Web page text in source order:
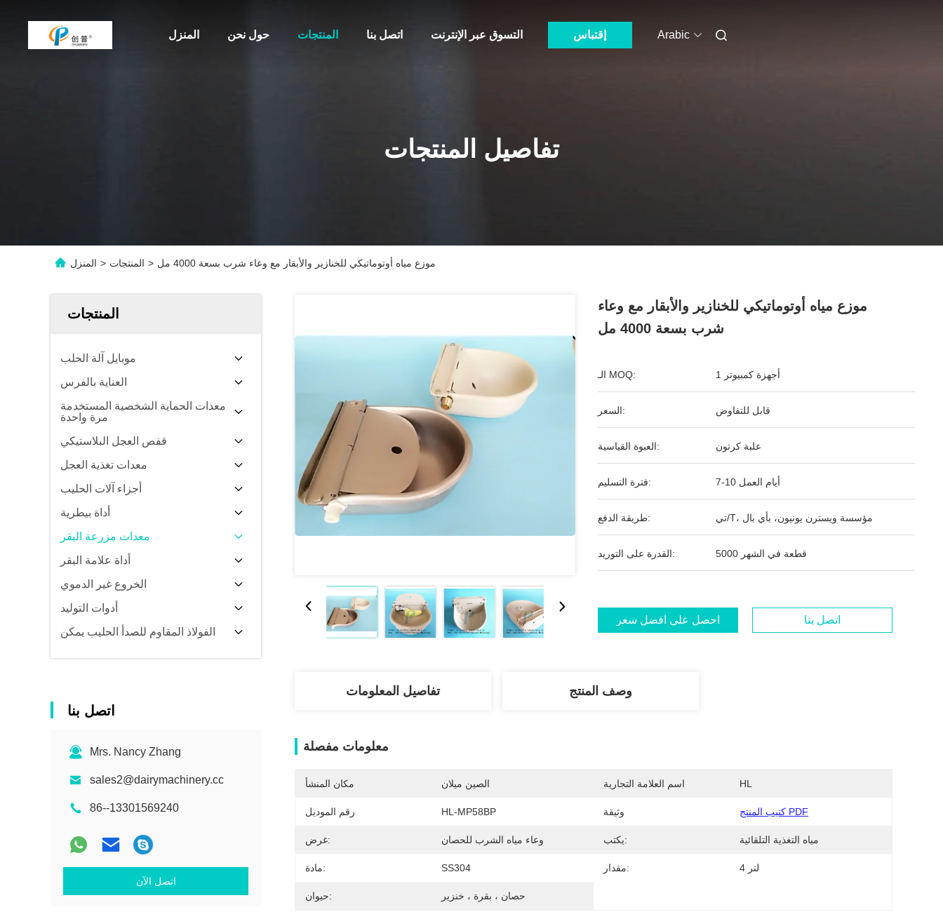
المنزل حول نحن المنتجات اتصل بنا التسوق عبر الإنترنت إقتباس Arabic
تفاصيل المنتجات
المنزل > المنتجات > موزع مياه أوتوماتيكي للخنازير والأبقار مع وعاء شرب بسعة 4000 مل
المنتجات
موبايل آلة الحلب
العناية بالفرس
معدات الحماية الشخصية المستخدمة
مرة واحدة
قفص العجل البلاستيكي
معدات تغذية العجل
أجزاء آلات الحليب
أداة بيطرية
معدات مزرعة البقر
أداة علامة البقر
الخروع غير الدموي
أدوات التوليد
الفولاذ المقاوم للصدأ الحليب يمكن
اتصل بنا
Mrs. Nancy Zhang
sales2@dairymachinery.cc
86--13301569240
اتصل الآن
موزع مياه أوتوماتيكي للخنازير والأبقار مع وعاء
شرب بسعة 4000 مل
الـ MOQ: 1 أجهزة كمبيوتر
السعر: قابل للتفاوض
العبوة القياسية: علبة كرتون
فترة التسليم: 7-10 أيام العمل
طريقة الدفع: تي/T، مؤسسة ويسترن يونيون، بأي بال
القدرة على التوريد: 5000 قطعة في الشهر
احصل على أفضل سعر اتصل بنا
تفاصيل المعلومات وصف المنتج
معلومات مفصلة
مكان المنشأ الصين ميلان اسم العلامة التجارية HL
رقم الموديل HL-MP58BP وثيقة كتيب المنتج PDF
غرض: وعاء مياه الشرب للحصان يكتب: مياه التغذية التلقائية
مادة: SS304 مقدار: 4 لتر
حيوان: حصان ، بقرة ، خنزير